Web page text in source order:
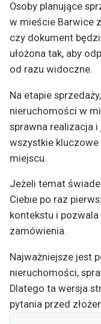
Osoby planujące
w mieście Barwice
czy dokument
ułożona tak, aby
od razu widoczne.
Na etapie
nieruchomości w
sprawna realizacja
wszystkie
miejscu.
Jeżeli temat
Ciebie po raz
kontekstu i
zamówienia.
Najważniejsze jest
nieruchomości,
Dlatego ta wersja
pytania przed